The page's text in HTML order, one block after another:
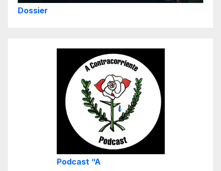
Dossier
Podcast “A